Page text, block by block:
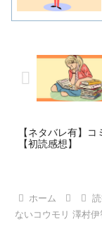
【ネタバレ有】
【初読感想】
ホーム
ないコウモリ 澤村伊